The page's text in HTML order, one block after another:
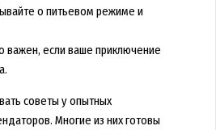
о питьевом режиме и
важен, если ваше приключение
советы у опытных
Многие из них готовы